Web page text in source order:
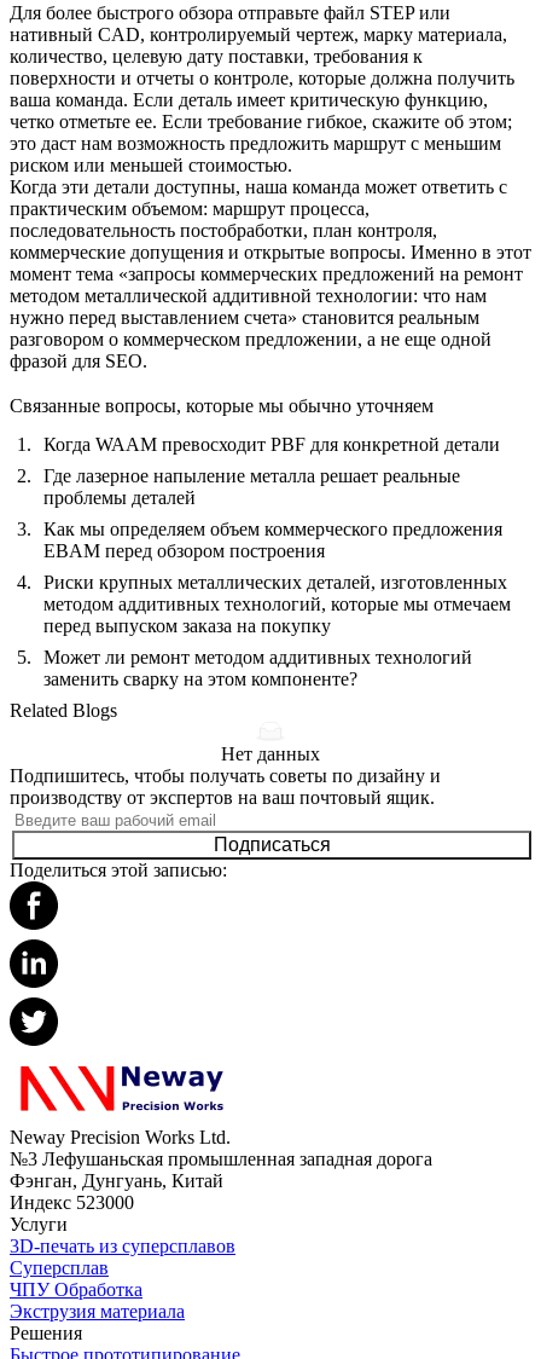
Для более быстрого обзора отправьте файл STEP или
нативный CAD, контролируемый чертеж, марку материала,
количество, целевую дату поставки, требования к
поверхности и отчеты о контроле, которые должна получить
ваша команда. Если деталь имеет критическую функцию,
четко отметьте ее. Если требование гибкое, скажите об этом;
это даст нам возможность предложить маршрут с меньшим
риском или меньшей стоимостью.
Когда эти детали доступны, наша команда может ответить с
практическим объемом: маршрут процесса,
последовательность постобработки, план контроля,
коммерческие допущения и открытые вопросы. Именно в этот
момент тема «запросы коммерческих предложений на ремонт
методом металлической аддитивной технологии: что нам
нужно перед выставлением счета» становится реальным
разговором о коммерческом предложении, а не еще одной
фразой для SEO.
Связанные вопросы, которые мы обычно уточняем
Когда WAAM превосходит PBF для конкретной детали
Где лазерное напыление металла решает реальные
проблемы деталей
Как мы определяем объем коммерческого предложения
EBAM перед обзором построения
Риски крупных металлических деталей, изготовленных
методом аддитивных технологий, которые мы отмечаем
перед выпуском заказа на покупку
Может ли ремонт методом аддитивных технологий
заменить сварку на этом компоненте?
Related Blogs
Нет данных
Подпишитесь, чтобы получать советы по дизайну и
производству от экспертов на ваш почтовый ящик.
Подписаться
Поделиться этой записью:
Neway Precision Works Ltd.
№3 Лефушаньская промышленная западная дорога
Фэнган, Дунгуань, Китай
Индекс 523000
Услуги
3D-печать из суперсплавов
Суперсплав
ЧПУ Обработка
Экструзия материала
Решения
Быстрое прототипирование